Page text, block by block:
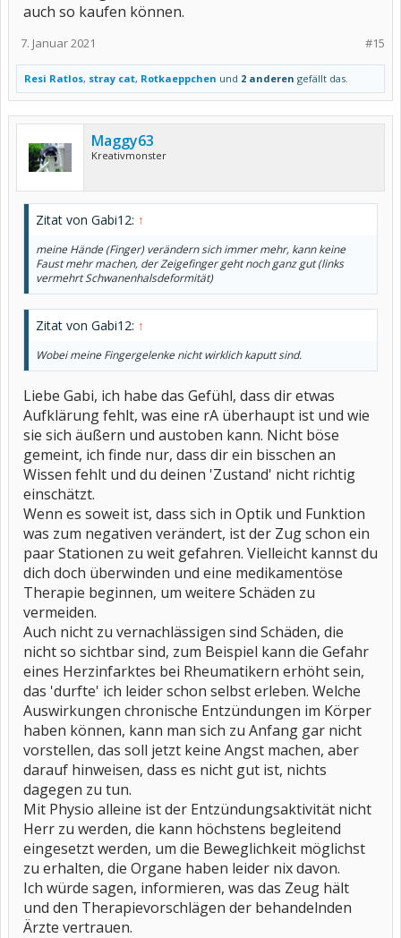
auch so kaufen können.
#15
7. Januar 2021
Resi Ratlos, stray cat, Rotkaeppchen und 2 anderen gefällt das.
Maggy63
Kreativmonster
Zitat von Gabi12: ↑
meine Hände (Finger) verändern sich immer mehr, kann keine
Faust mehr machen, der Zeigefinger geht noch ganz gut (links
vermehrt Schwanenhalsdeformität)
Zitat von Gabi12: ↑
Wobei meine Fingergelenke nicht wirklich kaputt sind.
Liebe Gabi, ich habe das Gefühl, dass dir etwas
Aufklärung fehlt, was eine rA überhaupt ist und wie
sie sich äußern und austoben kann. Nicht böse
gemeint, ich finde nur, dass dir ein bisschen an
Wissen fehlt und du deinen 'Zustand' nicht richtig
einschätzt.
Wenn es soweit ist, dass sich in Optik und Funktion
was zum negativen verändert, ist der Zug schon ein
paar Stationen zu weit gefahren. Vielleicht kannst du
dich doch überwinden und eine medikamentöse
Therapie beginnen, um weitere Schäden zu
vermeiden.
Auch nicht zu vernachlässigen sind Schäden, die
nicht so sichtbar sind, zum Beispiel kann die Gefahr
eines Herzinfarktes bei Rheumatikern erhöht sein,
das 'durfte' ich leider schon selbst erleben. Welche
Auswirkungen chronische Entzündungen im Körper
haben können, kann man sich zu Anfang gar nicht
vorstellen, das soll jetzt keine Angst machen, aber
darauf hinweisen, dass es nicht gut ist, nichts
dagegen zu tun.
Mit Physio alleine ist der Entzündungsaktivität nicht
Herr zu werden, die kann höchstens begleitend
eingesetzt werden, um die Beweglichkeit möglichst
zu erhalten, die Organe haben leider nix davon.
Ich würde sagen, informieren, was das Zeug hält
und den Therapievorschlägen der behandelnden
Ärzte vertrauen.